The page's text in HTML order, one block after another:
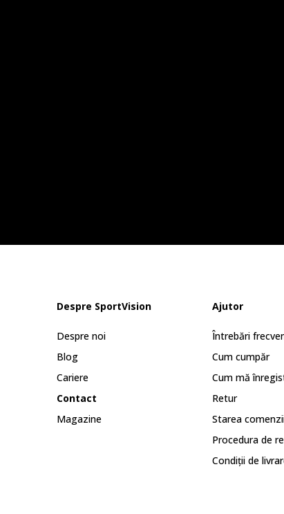
Despre SportVision
Despre noi
Blog
Cariere
Contact
Magazine
Ajutor
Întrebări
Cum cumpăr
Cum mă
Retur
Starea
Procedura de
Condiții de